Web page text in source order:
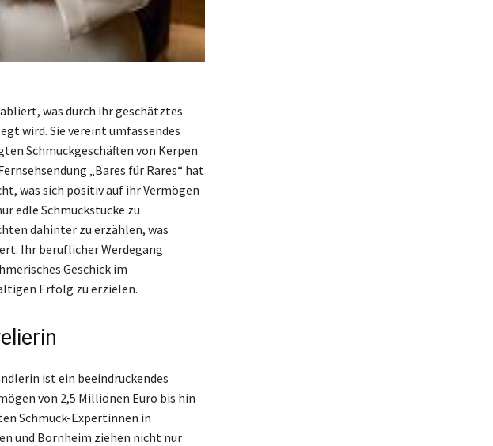
was durch ihr geschätztes
wird. Sie vereint umfassendes
Schmuckgeschäften von Kerpen
„Bares für Rares“ hat
was sich positiv auf ihr Vermögen
edle Schmuckstücke zu
dahinter zu erzählen, was
Ihr beruflicher Werdegang
Geschick im
Erfolg zu erzielen.
ist ein beeindruckendes
von 2,5 Millionen Euro bis hin
Schmuck-Expertinnen in
und Bornheim ziehen nicht nur